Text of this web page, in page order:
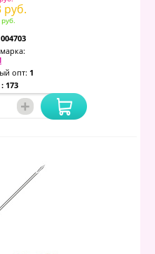
руб.
опт: 1
: 173
+